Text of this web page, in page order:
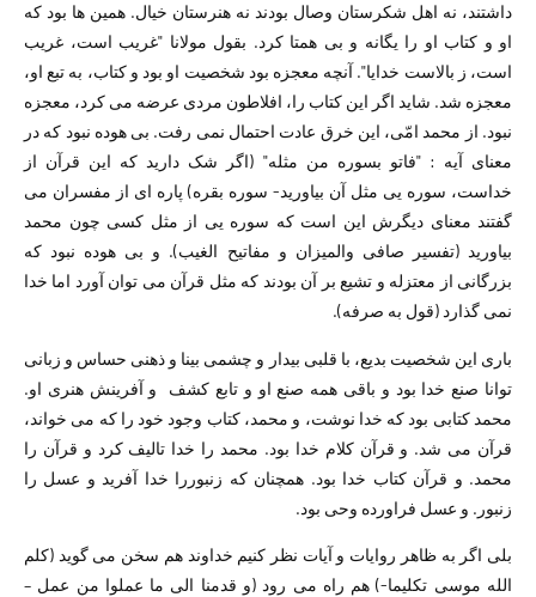
داشتند، نه اهل شکرستان وصال بودند نه هنرستان خیال. همین ها بود که
او و کتاب او را یگانه و بی همتا کرد. بقول مولانا "غریب است، غریب
است، ز بالاست خدایا". آنچه معجزه بود شخصیت او بود و کتاب، به تبع او،
معجزه شد. شاید اگر این کتاب را، افلاطون مردی عرضه می کرد، معجزه
نبود. از محمد امّی، این خرق عادت احتمال نمی رفت. بی هوده نبود که در
معنای آیه : "فاتو بسوره من مثله" (اگر شک دارید که این قرآن از
خداست، سوره یی مثل آن بیاورید- سوره بقره) پاره ای از مفسران می
گفتند معنای دیگرش این است که سوره یی از مثل کسی چون محمد
بیاورید (تفسیر صافی والمیزان و مفاتیح الغیب). و بی هوده نبود که
بزرگانی از معتزله و تشیع بر آن بودند که مثل قرآن می توان آورد اما خدا
نمی گذارد (قول به صرفه).
باری این شخصیت بدیع، با قلبی بیدار و چشمی بینا و ذهنی حساس و زبانی
توانا صنع خدا بود و باقی همه صنع او و تابع کشف و آفرینش هنری او.
محمد کتابی بود که خدا نوشت، و محمد، کتاب وجود خود را که می خواند،
قرآن می شد. و قرآن کلام خدا بود. محمد را خدا تالیف کرد و قرآن را
محمد. و قرآن کتاب خدا بود. همچنان که زنبوررا خدا آفرید و عسل را
زنبور. و عسل فراورده وحی بود.
بلی اگر به ظاهر روایات و آیات نظر کنیم خداوند هم سخن می گوید (کلم
الله موسی تکلیما-) هم راه می رود (و قدمنا الی ما عملوا من عمل –